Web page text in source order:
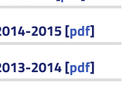
2015 [pdf]
2014 [pdf]